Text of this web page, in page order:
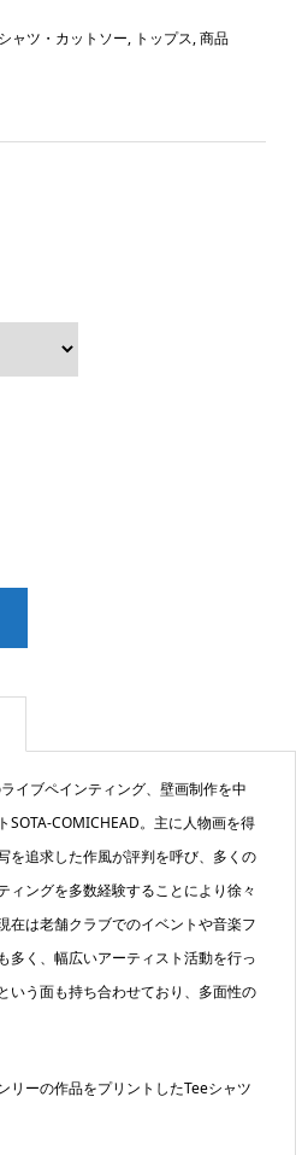
ャツ・カットソー, トップス,商品
イブペインティング、壁画制作を中
SOTA-COMICHEAD。主に人物画を得
を追求した作風が評判を呼び、多くの
ィングを多数経験することにより徐々
在は老舗クラブでのイベントや音楽フ
多く、幅広いアーティスト活動を行っ
いう面も持ち合わせており、多面性の
リーの作品をプリントしたTeeシャツ